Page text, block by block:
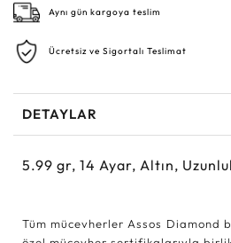
Aynı gün kargoya teslim
Ücretsiz ve Sigortalı Teslimat
DETAYLAR
5.99 gr, 14 Ayar, Altın,
Tüm mücevherler Assos Diamond